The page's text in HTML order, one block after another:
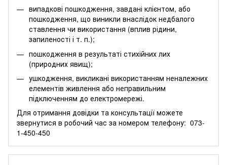
випадкові пошкодження, завдані клієнтом, або
пошкодження, що виникли внаслідок недбалого
ставлення чи використання (вплив рідини,
запиленості і т. п.);
пошкодження в результаті стихійних лих
(природних явищ);
ушкодження, викликані використанням неналежних
елементів живлення або неправильним
підключенням до електромережі.
Для отримання довідки та консультації можете
звернутися в робочий час за номером телефону: 073-
1-450-450